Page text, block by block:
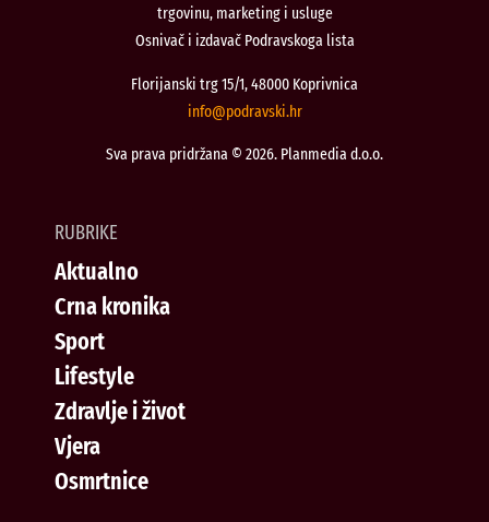
trgovinu, marketing i usluge
Osnivač i izdavač Podravskoga lista
Florijanski trg 15/1, 48000 Koprivnica
rh.iksvardop
@ofni
Sva prava pridržana © 2026. Planmedia d.o.o.
RUBRIKE
Aktualno
Crna kronika
Sport
Lifestyle
Zdravlje i život
Vjera
Osmrtnice